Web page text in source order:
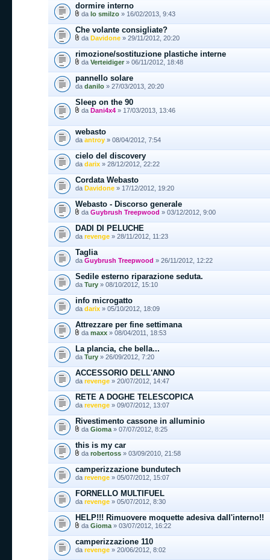
dormire interno
da lo smilzo » 16/02/2013, 9:43
Che volante consigliate?
da Davidone » 29/11/2012, 20:20
rimozione/sostituzione plastiche interne
da Verteidiger » 06/11/2012, 18:48
pannello solare
da danilo » 27/03/2013, 20:20
Sleep on the 90
da Dani4x4 » 17/03/2013, 13:46
webasto
da antroy » 08/04/2012, 7:54
cielo del discovery
da darix » 28/12/2012, 22:22
Cordata Webasto
da Davidone » 17/12/2012, 19:20
Webasto - Discorso generale
da Guybrush Treepwood » 03/12/2012, 9:00
DADI DI PELUCHE
da revenge » 28/11/2012, 11:23
Taglia
da Guybrush Treepwood » 26/11/2012, 12:22
Sedile esterno riparazione seduta.
da Tury » 08/10/2012, 15:10
info microgatto
da darix » 05/10/2012, 18:09
Attrezzare per fine settimana
da maxx » 08/04/2011, 18:53
La plancia, che bella...
da Tury » 26/09/2012, 7:20
ACCESSORIO DELL'ANNO
da revenge » 20/07/2012, 14:47
RETE A DOGHE TELESCOPICA
da revenge » 09/07/2012, 13:07
Rivestimento cassone in alluminio
da Gioma » 07/07/2012, 8:25
this is my car
da robertoss » 03/09/2010, 21:58
camperizzazione bundutech
da revenge » 05/07/2012, 15:07
FORNELLO MULTIFUEL
da revenge » 05/07/2012, 8:30
HELP!!! Rimuovere moquette adesiva dall'interno!!
da Gioma » 03/07/2012, 16:22
camperizzazione 110
da revenge » 20/06/2012, 8:02